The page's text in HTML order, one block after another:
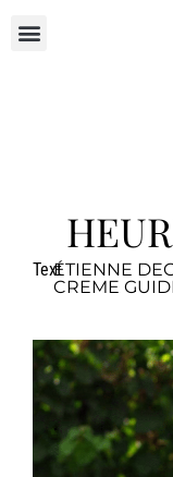
TextÉTIENNE
CREME